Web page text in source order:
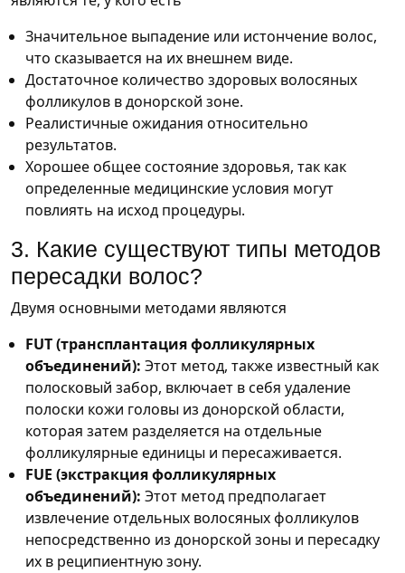
Значительное выпадение или истончение волос,
что сказывается на их внешнем виде.
Достаточное количество здоровых волосяных
фолликулов в донорской зоне.
Реалистичные ожидания относительно
результатов.
Хорошее общее состояние здоровья, так как
определенные медицинские условия могут
повлиять на исход процедуры.
3. Какие существуют типы методов
пересадки волос?
Двумя основными методами являются
FUT (трансплантация фолликулярных
объединений): Этот метод, также известный как
полосковый забор, включает в себя удаление
полоски кожи головы из донорской области,
которая затем разделяется на отдельные
фолликулярные единицы и пересаживается.
FUE (экстракция фолликулярных
объединений): Этот метод предполагает
извлечение отдельных волосяных фолликулов
непосредственно из донорской зоны и пересадку
их в реципиентную зону.